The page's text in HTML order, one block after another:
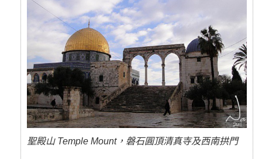
聖殿山 Temple Mount，磐石圓頂清真寺及西南拱門